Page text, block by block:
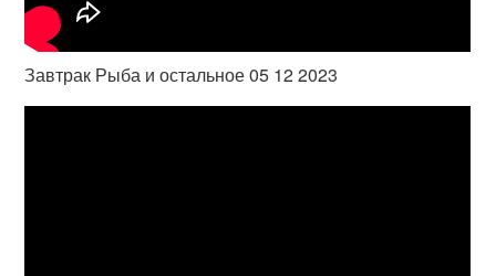
Завтрак Рыба и остальное 05 12 2023